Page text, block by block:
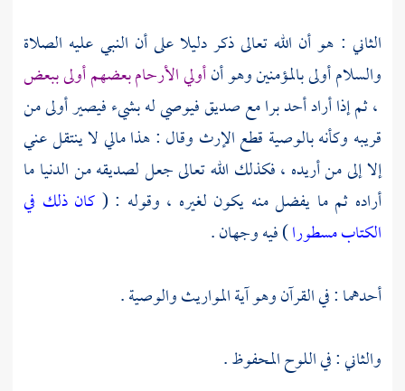
الثاني : هو أن الله تعالى ذكر دليلا على أن النبي عليه الصلاة
والسلام أولى بالمؤمنين وهو أنأولي الأرحام بعضهم أولى ببعض
، ثم إذا أراد أحد برا مع صديق فيوصي له بشيء فيصير أولى من
قريبه وكأنه بالوصية قطع الإرث وقال : هذا مالي لا ينتقل عني
إلا إلى من أريده ، فكذلك الله تعالى جعل لصديقه من الدنيا ما
أراده ثم ما يفضل منه يكون لغيره ، وقوله : ( كان ذلك في
الكتاب مسطورا) فيه وجهان .
أحدهما : في القرآن وهو آية المواريث والوصية .
والثاني : في اللوح المحفوظ .